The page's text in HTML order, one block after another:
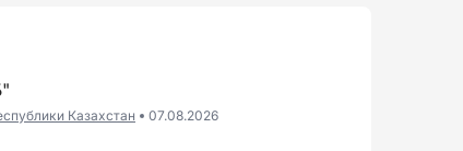
Казахстан 07.08.2026